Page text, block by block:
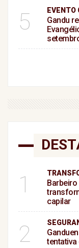
5 EVENTO
Gandu
1
capilar
2
tentativa